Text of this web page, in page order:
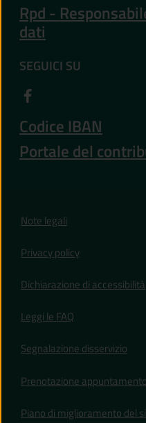
Rpd -
dati
SEGUICI SU
Codice IBAN
Portale del
Note legali
Privacy policy
Dichiarazione di accessibilità
Leggi le FAQ
Segnalazione disservizio
Prenotazione appuntamento
Piano di miglioramento del